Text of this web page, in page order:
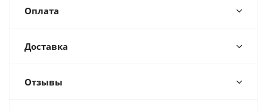
Оплата
Доставка
Отзывы